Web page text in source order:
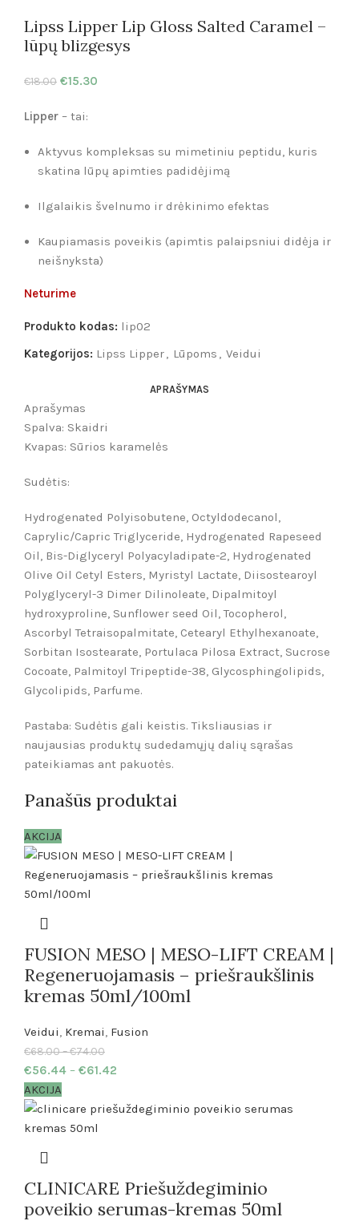
Lipss Lipper Lip Gloss Salted Caramel –
lūpų blizgesys
€18.00 €15.30
Lipper – tai:
Aktyvus kompleksas su mimetiniu peptidu, kuris
skatina lūpų apimties padidėjimą
Ilgalaikis švelnumo ir drėkinimo efektas
Kaupiamasis poveikis (apimtis palaipsniui didėja ir
neišnyksta)
Neturime
Produkto kodas: lip02
Kategorijos: Lipss Lipper, Lūpoms , Veidui
APRAŠYMAS
Aprašymas
Spalva: Skaidri
Kvapas: Sūrios karamelės
Sudėtis:
Hydrogenated Polyisobutene, Octyldodecanol,
Caprylic/Capric Triglyceride, Hydrogenated Rapeseed
Oil, Bis-Diglyceryl Polyacyladipate-2, Hydrogenated
Olive Oil Cetyl Esters, Myristyl Lactate, Diisostearoyl
Polyglyceryl-3 Dimer Dilinoleate, Dipalmitoyl
hydroxyproline, Sunflower seed Oil, Tocopherol,
Ascorbyl Tetraisopalmitate, Cetearyl Ethylhexanoate,
Sorbitan Isostearate, Portulaca Pilosa Extract, Sucrose
Cocoate, Palmitoyl Tripeptide-38, Glycosphingolipids,
Glycolipids, Parfume.
Pastaba: Sudėtis gali keistis. Tiksliausias ir
naujausias produktų sudedamųjų dalių sąrašas
pateikiamas ant pakuotės.
Panašūs produktai
AKCIJA
FUSION MESO | MESO-LIFT CREAM |
Regeneruojamasis – priešraukšlinis
kremas 50ml/100ml
Veidui, Kremai, Fusion
€68.00 – €74.00
€56.44 – €61.42
AKCIJA
CLINICARE Priešuždegiminio
poveikio serumas-kremas 50ml